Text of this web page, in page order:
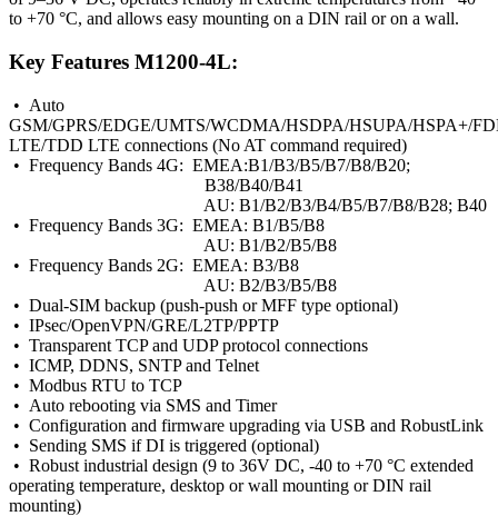
to +70 °C, and allows easy mounting on a DIN rail or on a wall.
Key Features M1200-4L:
• Auto
GSM/GPRS/EDGE/UMTS/WCDMA/HSDPA/HSUPA/HSPA+/
LTE/TDD LTE connections (No AT command required)
• Frequency Bands 4G: EMEA:B1/B3/B5/B7/B8/B20;
B38/B40/B41
AU: B1/B2/B3/B4/B5/B7/B8/B28; B40
• Frequency Bands 3G: EMEA: B1/B5/B8
AU: B1/B2/B5/B8
• Frequency Bands 2G: EMEA: B3/B8
AU: B2/B3/B5/B8
• Dual-SIM backup (push-push or MFF type optional)
• IPsec/OpenVPN/GRE/L2TP/PPTP
• Transparent TCP and UDP protocol connections
• ICMP, DDNS, SNTP and Telnet
• Modbus RTU to TCP
• Auto rebooting via SMS and Timer
• Configuration and firmware upgrading via USB and RobustLink
• Sending SMS if DI is triggered (optional)
• Robust industrial design (9 to 36V DC, -40 to +70 °C extended
operating temperature, desktop or wall mounting or DIN rail
mounting)